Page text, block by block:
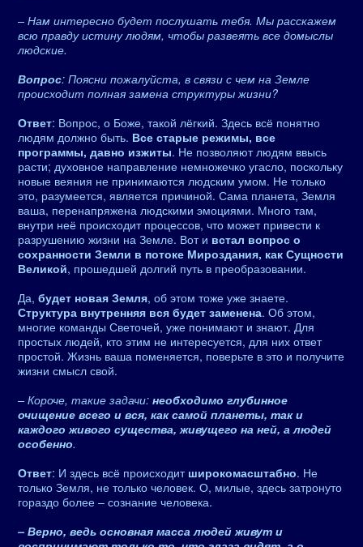
– Нам интересно будет послушать тебя. Мы расскажем
всю правду истину людям, чтобы развеять все домыслы
людские.
Вопрос: Поясни пожалуйста, в связи с чем на Земле
происходит полная замена структуры жизни?
Ответ: Вопрос, о Боже, такой лёгкий. Здесь всё понятно
людям должно быть. Все старые режимы, все
программы, давно изжиты. Не позволяют людям ввысь
расти; духовное направление немножечко угасло, поскольку
новые веяния не принимаются людским умом. Не только
это, разумеется, является причиной. Сама планета, Земля
ваша, перенапряжена людскими эмоциями. Много там,
внутри неё происходит процессов, что может привести к
разрушению жизни на Земле. Вот и встал вопрос о
сохранности Земли в потоке Мироздания, как Сущности
Великой, прошедшей долгий путь в преобразовании.
Да, будет новая Земля, об этом тоже уже знаете.
Структура внутренняя вся будет заменена. Об этом,
многие команды Светочей, уже понимают и знают. Для
простых людей, кто этим не интересуется, для них ответ
простой. Жизнь ваша поменяется, поверьте в это и получите
жизни смысл свой.
– Короче, такие задачи: необходимо глубинное
очищение всего и вся, как самой планеты, так и
каждого живого существа, живущего на ней, а людей
особенно.
Ответ: И здесь всё происходит широкомасштабно. Не
только Земля, не только человек. О, милые, здесь затронуто
гораздо более – сознание человека.
– Верно, ведь основная масса людей живут и